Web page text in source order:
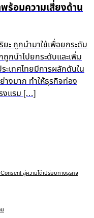
ร้อมความเสี่ยงด้าน
ะ ถูกนำมาใช้เพื่อยกระดับ
กนำไปยกระดับและเพิ่ม
ะเทศไทยมีการผลักดันใน
างมาก ทำให้ธุรกิจท่อง
รงแรม […]
สู่ความได้เปรียบทางธุรกิจ